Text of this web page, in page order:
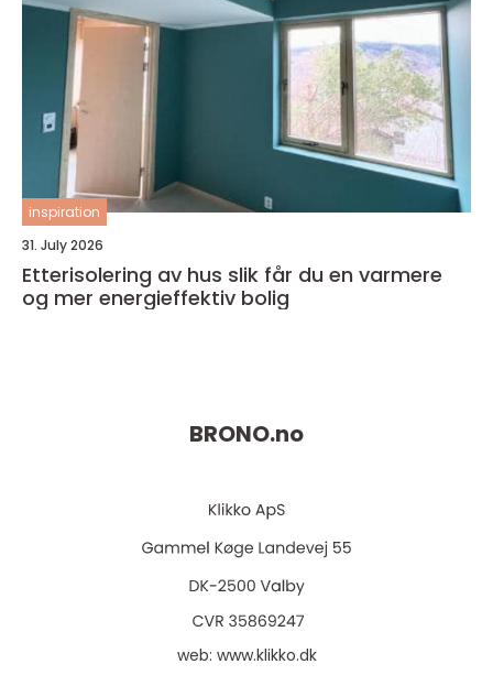
inspiration
31. July 2026
Etterisolering av hus slik får du en varmere
og mer energieffektiv bolig
BRONO.no
web: www.klikko.dk